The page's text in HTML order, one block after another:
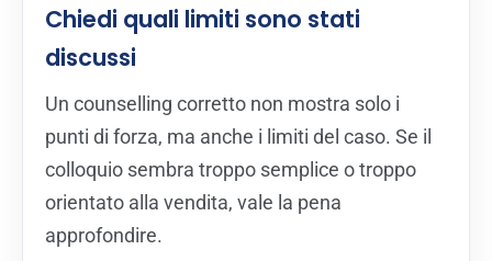
Chiedi quali limiti sono stati
discussi
Un counselling corretto non mostra solo i
punti di forza, ma anche i limiti del caso. Se il
colloquio sembra troppo semplice o troppo
orientato alla vendita, vale la pena
approfondire.